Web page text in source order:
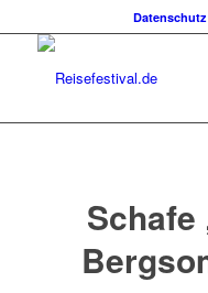
Datenschutz
Schafe